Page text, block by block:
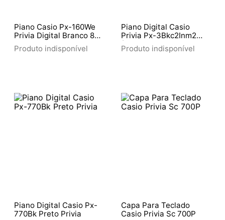
Piano Casio Px-160We
Privia Digital Branco 88
Teclas
Produto indisponível
Piano Digital Casio
Privia Px-3Bkc2Inm2
(Showroom)
Produto indisponível
Piano Digital Casio Px-
770Bk Preto Privia
Capa Para Teclado
Casio Privia Sc 700P